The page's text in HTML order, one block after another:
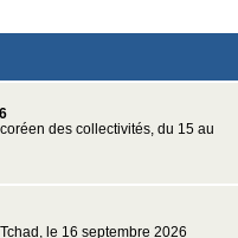
des collectivités, du 15 au
le 16 septembre 2026